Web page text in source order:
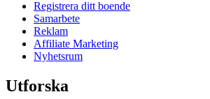
Registrera ditt boende
Samarbete
Reklam
Affiliate Marketing
Nyhetsrum
Utforska